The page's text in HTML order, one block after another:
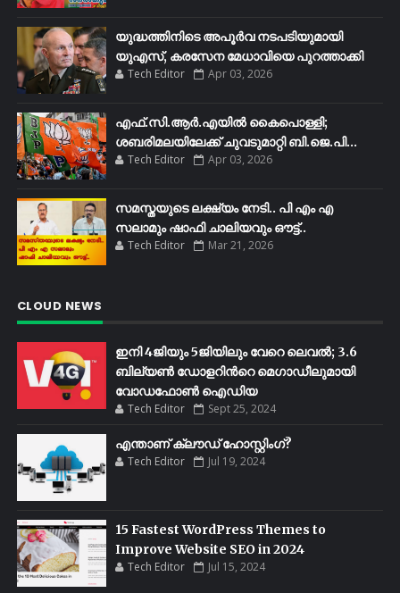
യുദ്ധത്തിനിടെ അപൂർവ നടപടിയുമായി
യുഎസ്, കരസേന മേധാവിയെ പുറത്താക്കി
Tech Editor Apr 03, 2026
എഫ്​.സി.ആർ.എയിൽ കൈപൊള്ളി;
ശബരിമലയിലേക്ക്​ ചുവടുമാറ്റി ബി.ജെ.പി...
Tech Editor Apr 03, 2026
സമസ്തയുടെ ലക്ഷ്യം നേടി.. പി എം എ
സലാമും ഷാഫി ചാലിയവും ഔട്ട്..
Tech Editor Mar 21, 2026
CLOUD NEWS
ഇനി 4ജിയും 5ജിയിലും വേറെ ലെവൽ; 3.6
ബില്യണ്‍ ഡോളറിന്‍റെ മെഗാഡീലുമായി
വോഡഫോണ്‍ ഐഡിയ
Tech Editor Sept 25, 2024
എന്താണ് ക്ലൗഡ് ഹോസ്റ്റിംഗ്?
Tech Editor Jul 19, 2024
15 Fastest WordPress Themes to
Improve Website SEO in 2024
Tech Editor Jul 15, 2024